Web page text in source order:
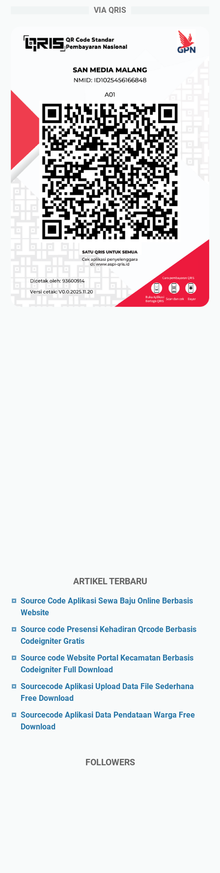
VIA QRIS
ARTIKEL TERBARU
Source Code Aplikasi Sewa Baju Online Berbasis
Website
Source code Presensi Kehadiran Qrcode Berbasis
Codeigniter Gratis
Source code Website Portal Kecamatan Berbasis
Codeigniter Full Download
Sourcecode Aplikasi Upload Data File Sederhana
Free Download
Sourcecode Aplikasi Data Pendataan Warga Free
Download
FOLLOWERS